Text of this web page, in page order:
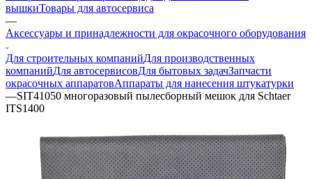
вышкиТовары для автосервиса
—
Аксессуары и принадлежности для окрасочного оборудования
Для строительных компанийДля производственных
компанийДля автосервисовДля бытовых задачЗапчасти
окрасочных аппаратовАппараты для нанесения штукатурки
—SIT41050 многоразовый пылесборный мешок для Schtaer
ITS1400